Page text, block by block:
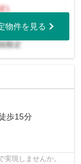
物件を見る
歩15分
現しませんか。